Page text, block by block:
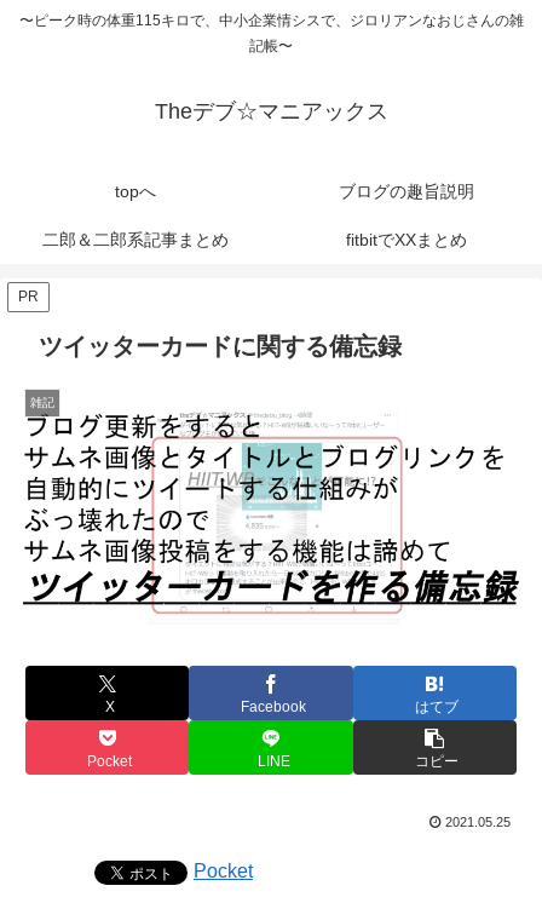
〜ピーク時の体重115キロで、中小企業情シスで、ジロリアンなおじさんの雑
記帳〜
Theデブ☆マニアックス
topへ ブログの趣旨説明
二郎＆二郎系記事まとめ fitbitでXXまとめ
PR
ツイッターカードに関する備忘録
雑記
X Facebook はてブ
Pocket LINE コピー
2021.05.25
Pocket